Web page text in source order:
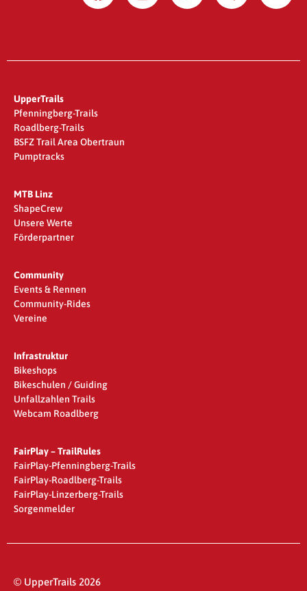
UpperTrails
Pfenningberg-Trails
Roadlberg-Trails
BSFZ Trail Area Obertraun
Pumptracks
MTB Linz
ShapeCrew
Unsere Werte
Förderpartner
Community
Events & Rennen
Community-Rides
Vereine
Infrastruktur
Bikeshops
Bikeschulen / Guiding
Unfallzahlen Trails
Webcam Roadlberg
FairPlay – TrailRules
FairPlay-Pfenningberg-Trails
FairPlay-Roadlberg-Trails
FairPlay-Linzerberg-Trails
Sorgenmelder
© UpperTrails 2026